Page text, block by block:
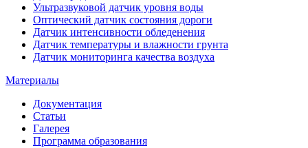
Ультразвуковой датчик уровня воды
Оптический датчик состояния дороги
Датчик интенсивности обледенения
Датчик температуры и влажности грунта
Датчик мониторинга качества воздуха
Материалы
Документация
Статьи
Галерея
Программа образования